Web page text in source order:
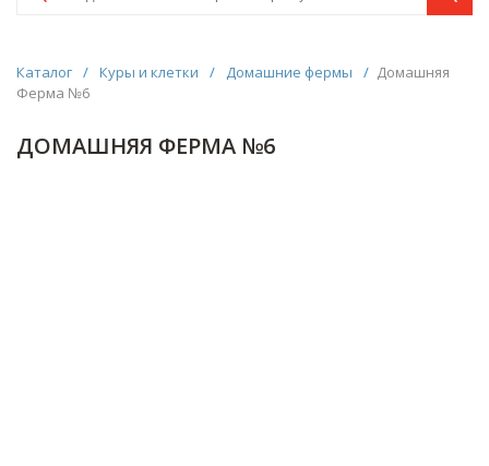
Каталог / Куры и клетки / Домашние фермы / Домашняя
Ферма №6
ДОМАШНЯЯ ФЕРМА №6